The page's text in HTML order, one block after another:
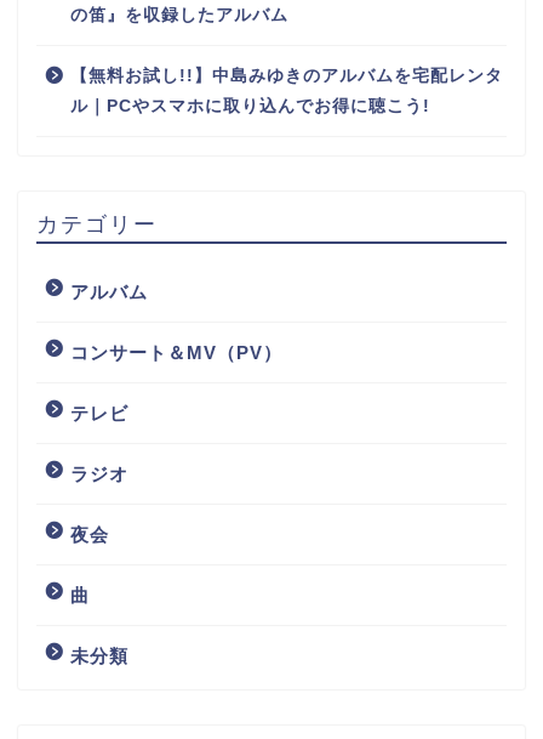
の笛』を収録したアルバム
【無料お試し!!】中島みゆきのアルバムを宅配レンタ
ル｜PCやスマホに取り込んでお得に聴こう!
カテゴリー
アルバム
コンサート＆MV（PV）
テレビ
ラジオ
夜会
曲
未分類